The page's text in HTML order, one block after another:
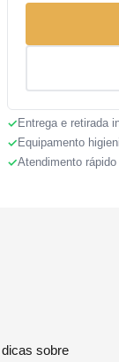
Entrega e retirada
Equipamento
Atendimento
sobre